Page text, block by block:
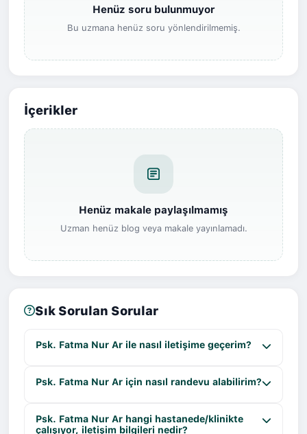
Henüz soru bulunmuyor
Bu uzmana henüz soru yönlendirilmemiş.
İçerikler
Henüz makale paylaşılmamış
Uzman henüz blog veya makale yayınlamadı.
Sık Sorulan Sorular
Psk. Fatma Nur Ar ile nasıl iletişime geçerim?
Psk. Fatma Nur Ar için nasıl randevu alabilirim?
Psk. Fatma Nur Ar hangi hastanede/klinikte
çalışıyor, iletişim bilgileri nedir?